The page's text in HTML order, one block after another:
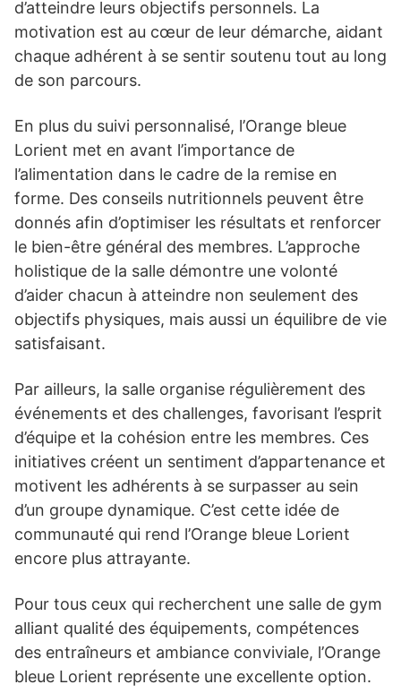
d’atteindre leurs objectifs personnels. La
motivation est au cœur de leur démarche, aidant
chaque adhérent à se sentir soutenu tout au long
de son parcours.
En plus du suivi personnalisé, l’Orange bleue
Lorient met en avant l’importance de
l’alimentation dans le cadre de la remise en
forme. Des conseils nutritionnels peuvent être
donnés afin d’optimiser les résultats et renforcer
le bien-être général des membres. L’approche
holistique de la salle démontre une volonté
d’aider chacun à atteindre non seulement des
objectifs physiques, mais aussi un équilibre de vie
satisfaisant.
Par ailleurs, la salle organise régulièrement des
événements et des challenges, favorisant l’esprit
d’équipe et la cohésion entre les membres. Ces
initiatives créent un sentiment d’appartenance et
motivent les adhérents à se surpasser au sein
d’un groupe dynamique. C’est cette idée de
communauté qui rend l’Orange bleue Lorient
encore plus attrayante.
Pour tous ceux qui recherchent une salle de gym
alliant qualité des équipements, compétences
des entraîneurs et ambiance conviviale, l’Orange
bleue Lorient représente une excellente option.